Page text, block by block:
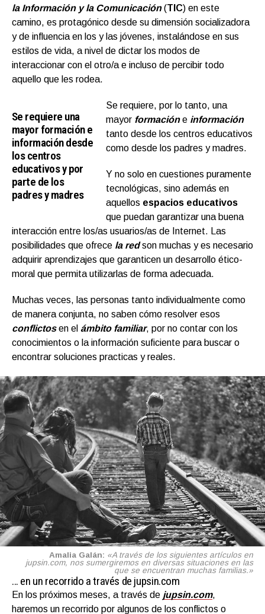
la Información y la Comunicación(TIC) en este
camino, es protagónico desde su dimensión socializadora
y de influencia en los y las jóvenes, instalándose en sus
estilos de vida, a nivel de dictar los modos de
interaccionar con el otro/a e incluso de percibir todo
aquello que les rodea.
Se requiere una
mayor formación e
información desde
los centros
educativos y por
parte de los
padres y madres
Se requiere, por lo tanto, una
mayor formación e información
tanto desde los centros educativos
como desde los padres y madres.
Y no solo en cuestiones puramente
tecnológicas, sino además en
aquellos espacios educativos
que puedan garantizar una buena
interacción entre los/as usuarios/as de Internet. Las
posibilidades que ofrece la red son muchas y es necesario
adquirir aprendizajes que garanticen un desarrollo ético-
moral que permita utilizarlas de forma adecuada.
Muchas veces, las personas tanto individualmente como
de manera conjunta, no saben cómo resolver esos
conflictos en el ámbito familiar, por no contar con los
conocimientos o la información suficiente para buscar o
encontrar soluciones practicas y reales.
Amalia Galán: «A través de los siguientes artículos en
jupsin.com, nos sumergiremos en diversas situaciones en las
que se encuentran muchas familias.»
… en un recorrido a través de jupsin.com
En los próximos meses, a través de jupsin.com,
haremos un recorrido por algunos de los conflictos o